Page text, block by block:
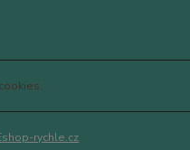
rychle.cz